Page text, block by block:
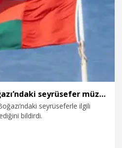
Umman: Hürmüz Boğazı’ndaki seyrüsefer müzakereleri olumlu ilerliyor
seyrüseferle ilgili
bildirdi.